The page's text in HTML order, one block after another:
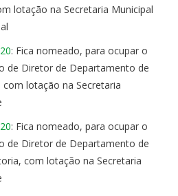
lotação na Secretaria Municipal
: Fica nomeado, para ocupar o
de Diretor de Departamento de
com lotação na Secretaria
: Fica nomeado, para ocupar o
de Diretor de Departamento de
com lotação na Secretaria